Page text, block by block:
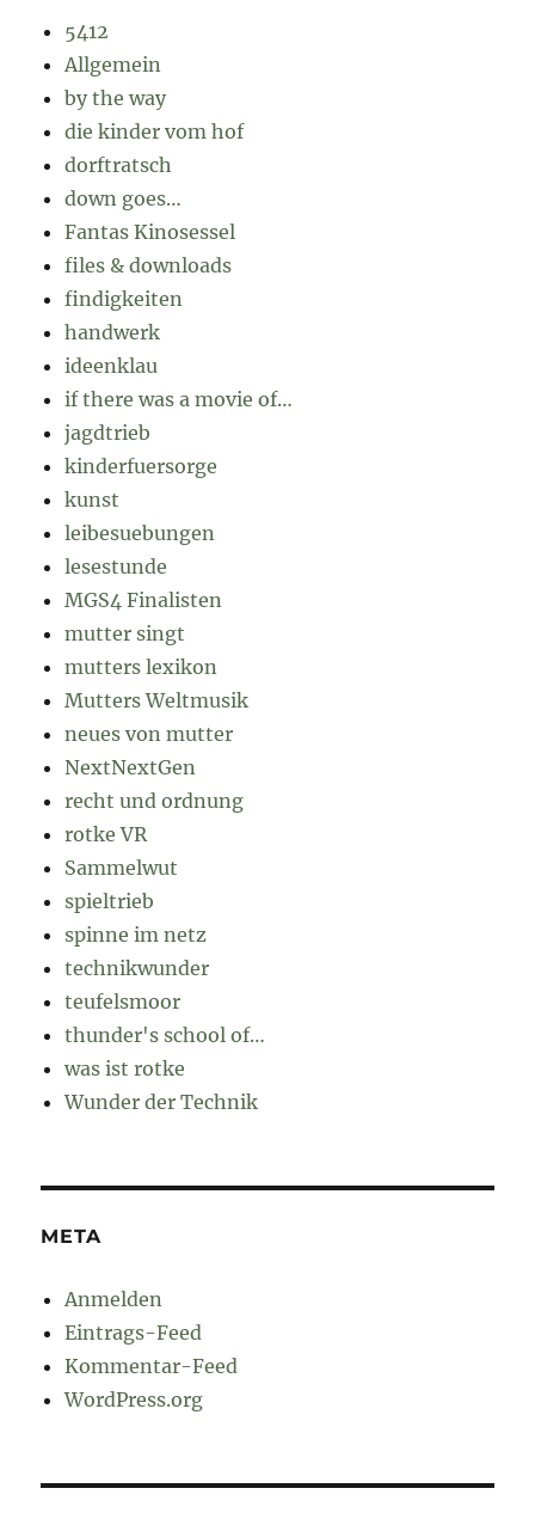
5412
Allgemein
by the way
die kinder vom hof
dorftratsch
down goes…
Fantas Kinosessel
files & downloads
findigkeiten
handwerk
ideenklau
if there was a movie of…
jagdtrieb
kinderfuersorge
kunst
leibesuebungen
lesestunde
MGS4 Finalisten
mutter singt
mutters lexikon
Mutters Weltmusik
neues von mutter
NextNextGen
recht und ordnung
rotke VR
Sammelwut
spieltrieb
spinne im netz
technikwunder
teufelsmoor
thunder's school of…
was ist rotke
Wunder der Technik
META
Anmelden
Eintrags-Feed
Kommentar-Feed
WordPress.org